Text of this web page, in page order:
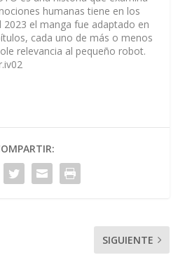
humanas tiene en los
2023 el manga fue adaptado en
cada uno de más o menos
relevancia al pequeño robot.
SIGUIENTE